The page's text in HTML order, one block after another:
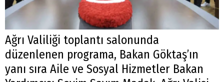
Ağrı Valiliği toplantı salonunda
düzenlenen programa, Bakan Göktaş’ın
yanı sıra Aile ve Sosyal Hizmetler Bakan